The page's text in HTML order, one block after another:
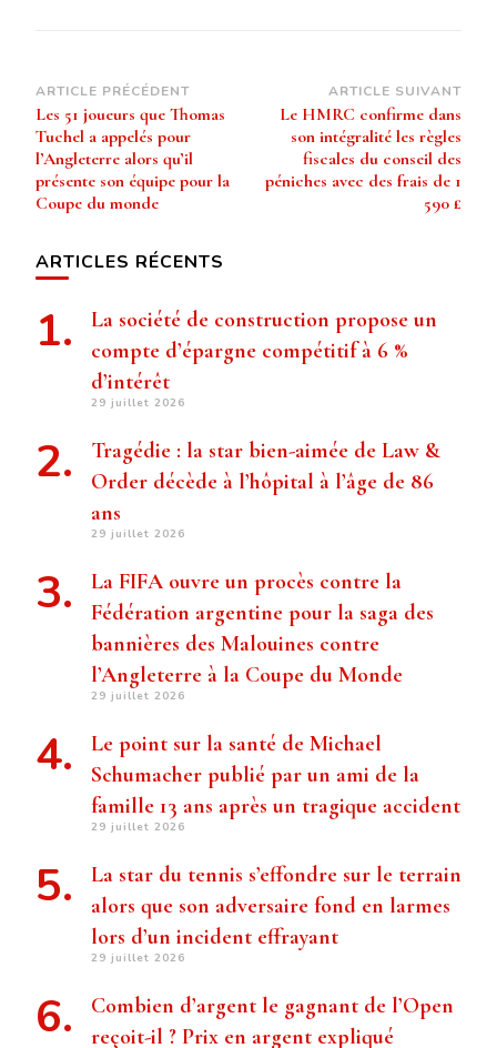
Navigation
d’article
ARTICLE PRÉCÉDENT
Les 51 joueurs que Thomas
Tuchel a appelés pour
l’Angleterre alors qu’il
présente son équipe pour la
Coupe du monde
ARTICLE SUIVANT
Le HMRC confirme dans
son intégralité les règles
fiscales du conseil des
péniches avec des frais de 1
590 £
ARTICLES RÉCENTS
La société de construction propose un
compte d’épargne compétitif à 6 %
d’intérêt
29 juillet 2026
Tragédie : la star bien-aimée de Law &
Order décède à l’hôpital à l’âge de 86
ans
29 juillet 2026
La FIFA ouvre un procès contre la
Fédération argentine pour la saga des
bannières des Malouines contre
l’Angleterre à la Coupe du Monde
29 juillet 2026
Le point sur la santé de Michael
Schumacher publié par un ami de la
famille 13 ans après un tragique accident
29 juillet 2026
La star du tennis s’effondre sur le terrain
alors que son adversaire fond en larmes
lors d’un incident effrayant
29 juillet 2026
Combien d’argent le gagnant de l’Open
reçoit-il ? Prix ​​en argent expliqué